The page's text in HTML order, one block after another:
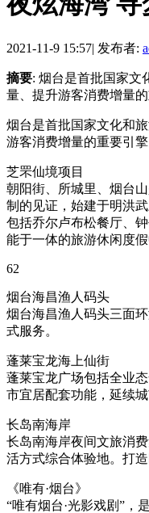
2021-11-9 15:57| 发布者:
摘要: 烟台是首批国家文
量、提升游客消费增量
烟台是首批国家文化和
游客消费增量的重要引擎
芝罘仙境项目
朝阳街、所城里、烟台
制的见证，始建于明洪
包括乔尔卢布松餐厅、
能于一体的旅游休闲度
62
烟台海昌渔人码头
烟台海昌渔人码头三面
式服务。
蓬莱宝龙海上仙街
蓬莱宝龙广场包括全业
市宜居配套功能，延续
长岛南海岸
长岛南海岸夜间文旅消
活方式综合体验地。打
《唯有·烟台》
“唯有烟台·光影戏剧”，